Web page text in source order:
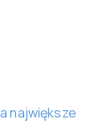
największe